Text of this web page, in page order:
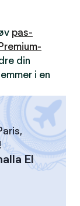
pas-
Premium-
din
i en
El